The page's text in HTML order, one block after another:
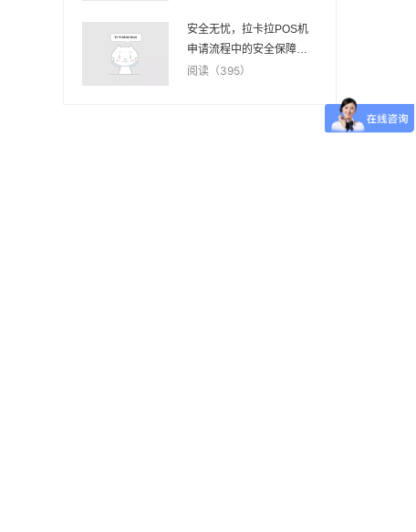
安全无忧，拉卡拉POS机
申请流程中的安全保障措
施
阅读（395）